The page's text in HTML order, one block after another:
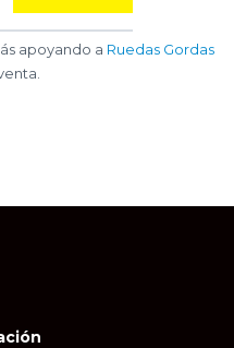
apoyando a Ruedas Gordas